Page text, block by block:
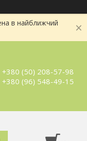
в найближчий
+380 (50) 208-57-98
+380 (96) 548-49-15